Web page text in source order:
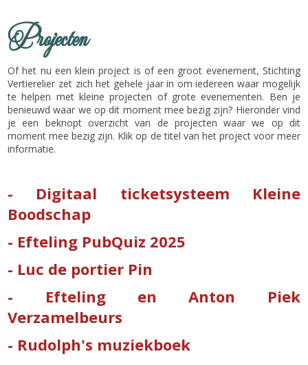
Projecten
Of het nu een klein project is of een groot evenement, Stichting
Vertierelier zet zich het gehele jaar in om iedereen waar mogelijk
te helpen met kleine projecten of grote evenementen. Ben je
benieuwd waar we op dit moment mee bezig zijn? Hieronder vind
je een beknopt overzicht van de projecten waar we op dit
moment mee bezig zijn. Klik op de titel van het project voor meer
informatie.
- Digitaal ticketsysteem Kleine
Boodschap
- Efteling PubQuiz 2025
- Luc de portier Pin
- Efteling en Anton Piek
Verzamelbeurs
- Rudolph's muziekboek